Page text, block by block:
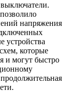
напряжения
устройства
которые
и могут быстро